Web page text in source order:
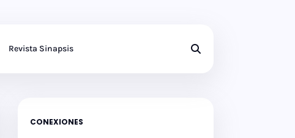
Revista Sinapsis
CONEXIONES